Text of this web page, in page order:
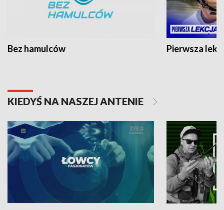
Bez hamulców Pierwsza
KIEDYŚ NA NASZEJ ANTENIE